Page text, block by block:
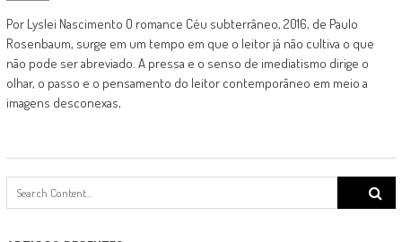
Por Lyslei Nascimento O romance Céu subterrâneo, 2016, de Paulo
Rosenbaum, surge em um tempo em que o leitor já não cultiva o que
não pode ser abreviado. A pressa e o senso de imediatismo dirige o
olhar, o passo e o pensamento do leitor contemporâneo em meio a
imagens desconexas,
Search
for: